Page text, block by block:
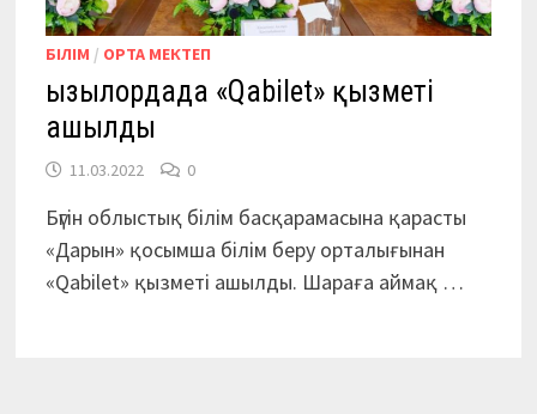
БІЛІМ / ОРТА МЕКТЕП
Қызылордада «Qabilet» қызметі
ашылды
11.03.2022 0
Бүгін облыстық білім басқарамасына қарасты
«Дарын» қосымша білім беру орталығынан
«Qabilet» қызметі ашылды. Шараға аймақ …